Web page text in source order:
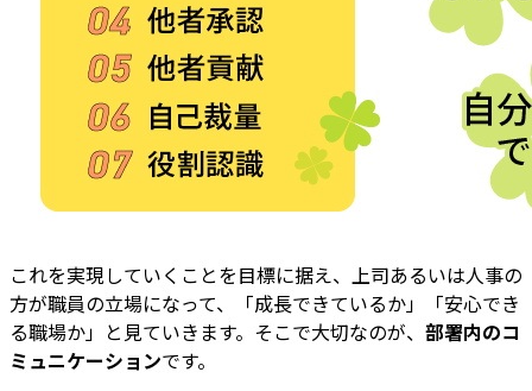
これを実現していくことを目標に据え、上司あるいは人事の
方が職員の立場になって、「成長できているか」「安心でき
る職場か」と見ていきます。そこで大切なのが、 部署内のコ
ミュニケーションです。